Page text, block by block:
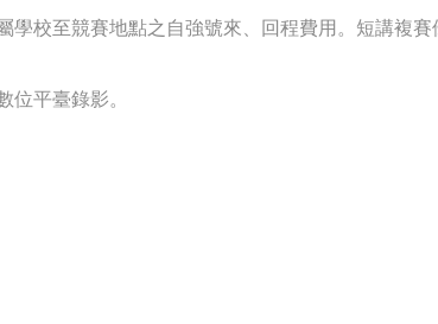
學校至競賽地點之自強號來、回程費用。短講複
平臺錄影。